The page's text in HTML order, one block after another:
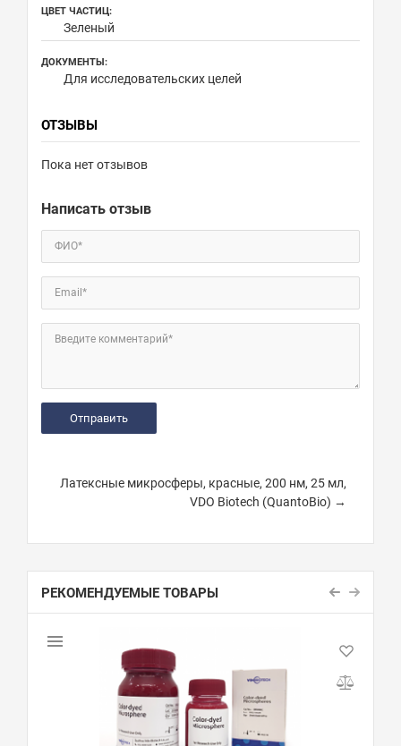
ЦВЕТ ЧАСТИЦ:
Зеленый
ДОКУМЕНТЫ:
Для исследовательских целей
ОТЗЫВЫ
Пока нет отзывов
Написать отзыв
ФИО*
Email*
Введите комментарий*
Латексные микросферы, красные, 200 нм, 25 мл,
VDO Biotech (QuantoBio) →
РЕКОМЕНДУЕМЫЕ ТОВАРЫ